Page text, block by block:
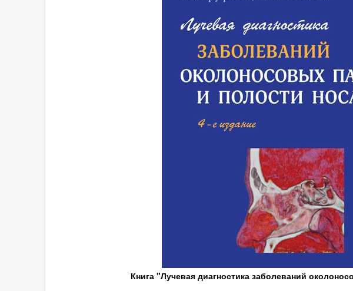
Книга "Лучевая диагностика заболеваний